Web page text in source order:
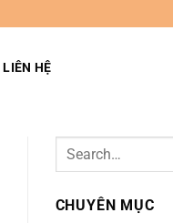
LIÊN HỆ
CHUYÊN MỤC